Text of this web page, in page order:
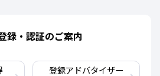
録・認証のご案内
登録アドバタイザー